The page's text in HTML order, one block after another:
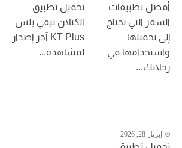
أفضل تطبيقات
السفر التي تحتاج
إلى تحميلها
واستخدامها في
رحلاتك...
تحميل تطبيق
الكتلان تيفي بلس
KT Plus آخر إصدار
لمشاهدة...
إبريل 28, 2026